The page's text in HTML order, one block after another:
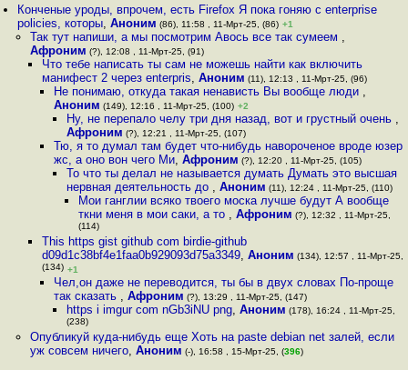
Конченые уроды, впрочем, есть Firefox Я пока гоняю с enterprise
policies, которы,Аноним (86), 11:58 , 11-Мрт-25, (86) +1
Так тут напиши, а мы посмотрим Авось все так сумеем ,
Афроним (?), 12:08 , 11-Мрт-25, (91)
Что тебе написать ты сам не можешь найти как включить
манифест 2 через enterpris, Аноним (11), 12:13 , 11-Мрт-25, (96)
Не понимаю, откуда такая ненависть Вы вообще люди ,
Аноним (149), 12:16 , 11-Мрт-25, (100) +2
Ну, не перепало челу три дня назад, вот и грустный очень ,
Афроним (?), 12:21 , 11-Мрт-25, (107)
Тю, я то думал там будет что-нибудь навороченое вроде юзер
жс, а оно вон чего Ми,Афроним (?), 12:20 , 11-Мрт-25, (105)
То что ты делал не называется думать Думать это высшая
нервная деятельность до , Аноним (11), 12:24 , 11-Мрт-25, (110)
Мои ганглии всяко твоего моска лучше будут А вообще
ткни меня в мои саки, а то , Афроним (?), 12:32 , 11-Мрт-25,
(114)
This https gist github com birdie-github
d09d1c38bf4e1faa0b929093d75a3349, Аноним (134), 12:57 , 11-Мрт-25,
(134) +1
Чел,он даже не переводится, ты бы в двух словах По-проще
так сказать ,Афроним (?), 13:29 , 11-Мрт-25, (147)
https i imgur com nGb3iNU png, Аноним (178), 16:24 , 11-Мрт-25,
(238)
Опубликуй куда-нибудь еще Хоть на paste debian net залей, если
уж совсем ничего, Аноним (-), 16:58 , 15-Мрт-25, (396)